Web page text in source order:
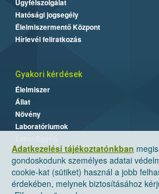
Adatkezelési tájékoztatónkban
gondoskodunk személyes adatai
cookie-kat (sütiket) használ a jobb
érdekében, melynek biztosításához
Ügyfélszolgálat
Hatósági jogsegély
Élelmiszermentő Központ
Hírlevél feliratkozás
Gyakori kérdések
Élelmiszer
Állat
Növény
Laboratóriumok